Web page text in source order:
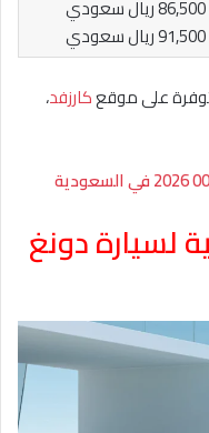
على موقعكارزفد،
لسيارة دونغ